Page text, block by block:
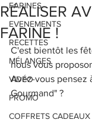
FARINES
EVENEMENTS
RECETTES
MÉLANGES
VIDÉO
PROMO
COFFRETS CADEAUX
RÉALISER
FARINE !
C'est bientôt les
nous vous
Avez-vous pensez
Gourmand" ?